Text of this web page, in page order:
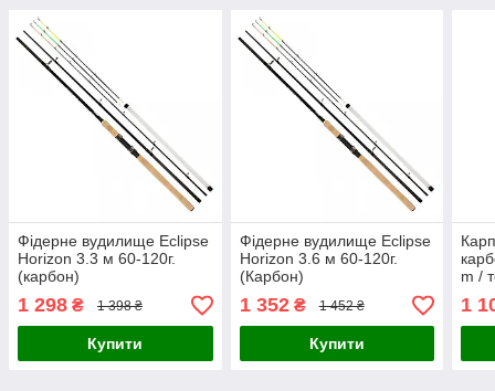
Фідерне вудилище Eclipse
Horizon 3.3 м 60-120г.
(карбон)
1 298 ₴ 1 398 ₴
Купити
Фідерне вудилище Eclipse
Horizon 3.6 м 60-120г.
(Карбон)
1 352₴ 1 452 ₴
Купити
m /
1